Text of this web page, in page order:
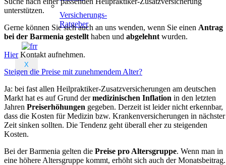
Versicherungs-
Ratgeber
X
unterstützen.
Gerne können Sie sich auch an uns wenden, wenn Sie einen Antrag
bei der Barmenia gestellt haben und abgelehnt wurden.
HierKontakt aufnehmen.
Steigen die Preise mit zunehmendem Alter?
Ja: bei fast allen Heilpraktiker-Zusatzversicherungen am deutschen
Markt hat es auf Grund dermedizinischen Inflation in den letzten
Jahren Preiserhöhungen gegeben. Derzeit ist leider nicht erkennbar,
dass die Kosten für Medizin bzw. Krankenversicherungen in nächster
Zeit sinken sollten. Die Tendenz geht überall eher zu steigenden
Kosten.
Bei der Barmenia gelten die Preise pro Altersgruppe. Wenn man in
eine höhere Altersgruppe kommt, erhöht sich auch der Monatsbeitrag.